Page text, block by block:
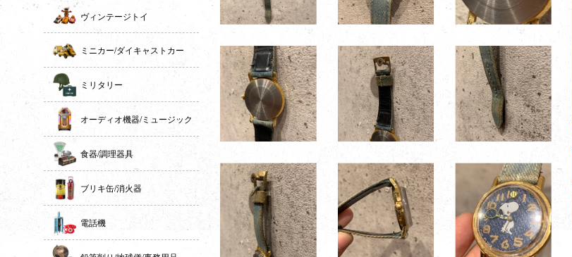
ヴィンテージトイ
ミニカー/ダイキャストカー
ミリタリー
オーディオ機器/ミュージック
食器/調理器具
ブリキ缶/消火器
電話機